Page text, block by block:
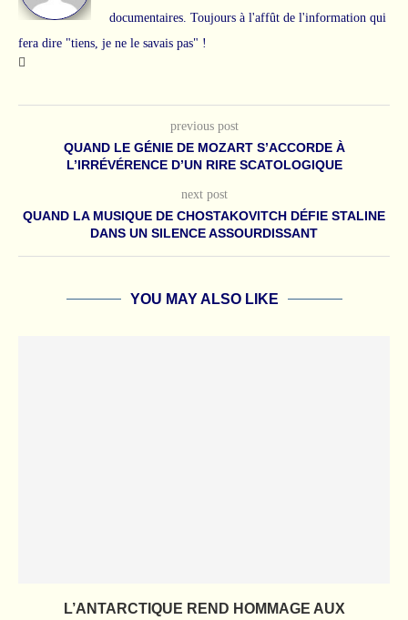
documentaires. Toujours à l'affût de l'information qui
fera dire "tiens, je ne le savais pas" !
previous post
QUAND LE GÉNIE DE MOZART S’ACCORDE À
L’IRRÉVÉRENCE D’UN RIRE SCATOLOGIQUE
next post
QUAND LA MUSIQUE DE CHOSTAKOVITCH DÉFIE STALINE
DANS UN SILENCE ASSOURDISSANT
YOU MAY ALSO LIKE
L’ANTARCTIQUE REND HOMMAGE AUX